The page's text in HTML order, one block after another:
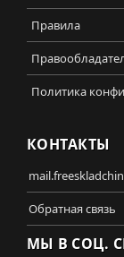
Правила
Политика
КОНТАКТЫ
Обратная связь
МЫ В СОЦ.